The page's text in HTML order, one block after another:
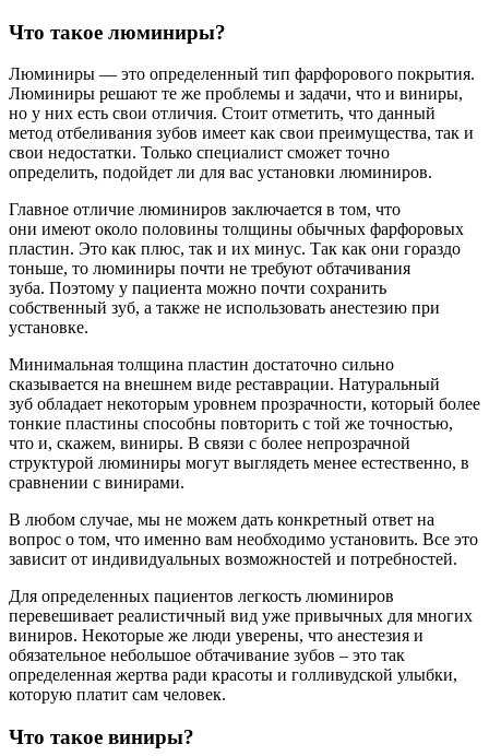
Что такое люминиры?
Люминиры — это определенный тип фарфорового покрытия.
Люминиры решают те же проблемы и задачи, что и виниры,
но у них есть свои отличия. Стоит отметить, что данный
метод отбеливания зубов имеет как свои преимущества, так и
свои недостатки. Только специалист сможет точно
определить, подойдет ли для вас установки люминиров.
Главное отличие люминиров заключается в том, что
они имеют около половины толщины обычных фарфоровых
пластин. Это как плюс, так и их минус. Так как они гораздо
тоньше, то люминиры почти не требуют обтачивания
зуба. Поэтому у пациента можно почти сохранить
собственный зуб, а также не использовать анестезию при
установке.
Минимальная толщина пластин достаточно сильно
сказывается на внешнем виде реставрации. Натуральный
зуб обладает некоторым уровнем прозрачности, который более
тонкие пластины способны повторить с той же точностью,
что и, скажем, виниры. В связи с более непрозрачной
структурой люминиры могут выглядеть менее естественно, в
сравнении с винирами.
В любом случае, мы не можем дать конкретный ответ на
вопрос о том, что именно вам необходимо установить. Все это
зависит от индивидуальных возможностей и потребностей.
Для определенных пациентов легкость люминиров
перевешивает реалистичный вид уже привычных для многих
виниров. Некоторые же люди уверены, что анестезия и
обязательное небольшое обтачивание зубов – это так
определенная жертва ради красоты и голливудской улыбки,
которую платит сам человек.
Что такое виниры?